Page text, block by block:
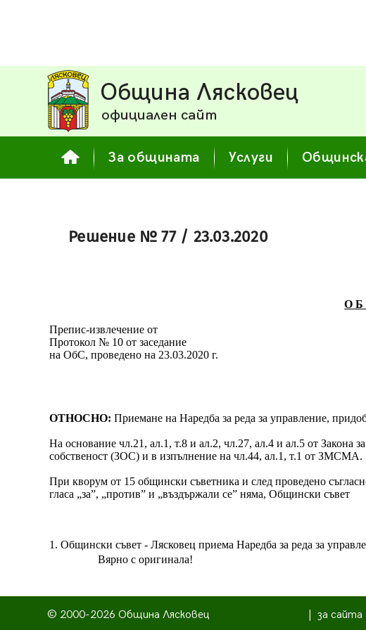
Община Лясковец
официален сайт
За общината Услуги
Решение № 77 / 23.03.2020
О
Препис-извлечение от
Протокол № 10 от заседание
на ОбС, проведено на 23.03.2020 г.
ОТНОСНО:Приемане на Наредба за реда за управление,
На основание чл.21, ал.1, т.8 и ал.2, чл.27, ал.4 и ал.5 от
собственост (ЗОС) и в изпълнение на чл.44, ал.1, т.1 от ЗМСМА.
При кворум от 15 общински съветника и след проведено
гласа „за”, „против” и „въздържали се” няма, Общински съвет
1. Общински съвет - Лясковец приема Наредба за реда за
Вярно с оригинала!
© 2000-2026 Община Лясковец за сайта